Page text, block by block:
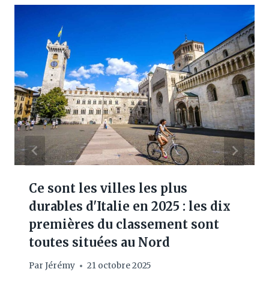
Ce sont les villes les plus
durables d'Italie en 2025 : les dix
premières du classement sont
toutes situées au Nord
Par Jérémy 21 octobre 2025